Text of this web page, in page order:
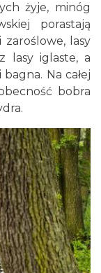
żyje, minóg
porastają
zaroślowe, lasy
lasy iglaste, a
Na całej
bobra